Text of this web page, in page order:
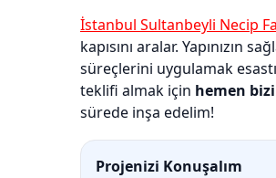
İstanbul Sultanbeyli Necip
kapısını aralar. Yapınızın
süreçlerini uygulamak
teklifi almak için hemen
sürede inşa edelim!
Projenizi Konuşalım